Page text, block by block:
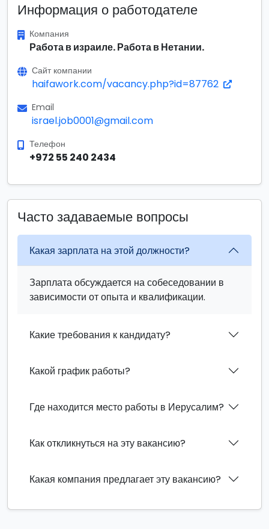
Информация о работодателе
Компания
Работа в израиле. Работа в Нетании.
Сайт компании
haifawork.com/vacancy.php?id=87762
Email
israel.job0001@gmail.com
Телефон
+972 55 240 2434
Часто задаваемые вопросы
Какая зарплата на этой должности?
Зарплата обсуждается на собеседовании в
зависимости от опыта и квалификации.
Какие требования к кандидату?
Какой график работы?
Где находится место работы в Иерусалим?
Как откликнуться на эту вакансию?
Какая компания предлагает эту вакансию?